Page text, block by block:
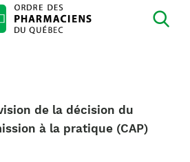
de la décision du
à la pratique (CAP)